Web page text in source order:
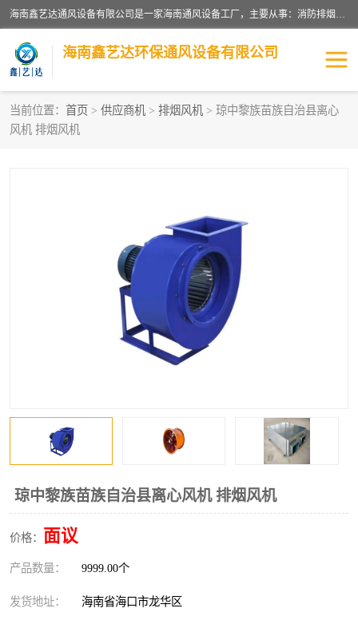
海南鑫艺达通风设备有限公司是一家海南通风设备工厂，主要从事：消防排烟工程、油烟净化工程、厨房排烟工程、酒店厨房设备、新风排风系统、镀锌铁皮管道加工、暖通工程、通风管道安装、消防火阀百叶风口等业务。公司拥有管道及配件一体化工厂生产线，良好的售后服务，良好的设计团队，良好的施工团队、良好管理人员，掌握畅通丰富的信息、市场渠道。
海南鑫艺达环保通风设备有限公司
当前位置： 首页 > 供应商机 > 排烟风机 > 琼中黎族苗族自治县离心
风机 排烟风机
琼中黎族苗族自治县离心风机 排烟风机
价格： 面议
产品数量： 9999.00个
发货地址： 海南省海口市龙华区
海南暖通工程
管道配件
镁质防火风管
通风管道
消防风机
不锈钢烟罩
排烟风机 百叶风口
油烟净化器